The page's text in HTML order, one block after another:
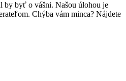
by byť o vášni. Našou úlohou je
Chýba vám minca? Nájdete